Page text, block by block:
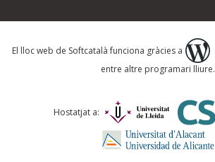
Què proposeu?
Comentari *
El lloc web de Softcatalà funciona gràcies a
entre altre programari lliure.
Hostatjat a: